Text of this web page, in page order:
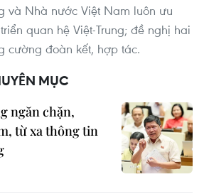
và Nhà nước Việt Nam luôn ưu
quan hệ Việt-Trung; đề nghị hai
cường đoàn kết, hợp tác.
MỤC
ngăn chặn,
từ xa thông tin